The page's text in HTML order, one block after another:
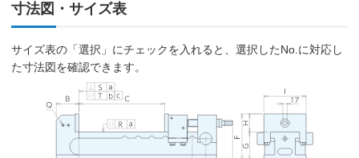
寸法図・サイズ表
サイズ表の「選択」にチェックを入れると、選択したNo.に対応し
た寸法図を確認できます。